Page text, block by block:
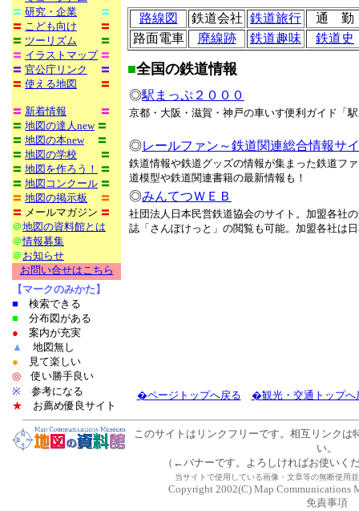
〓 研究・企業
〓
〓 こども向け
〓
〓 ツーリズム
〓
〓 イラストマップ 〓
〓 官公庁リンク
〓
〓 使える地図 〓
〓 新着情報
〓
〓 地図の達人new 〓
〓 地図の本new
〓
〓 地図の学校
〓
〓 地図を作ろう！
〓
〓 地図コンクール 〓
〓 地図の掲示板
〓
〓 メールマガジン 〓
＠地図の資料館とは
＠情報募集
＠お知らせ
路線図 鉄道会社 鉄道旅行
通 勤
路面電車
廃線跡 鉄道趣味 鉄道史
■全国の鉄道情報
◎駅まっぷ２０００
京都・大阪・滋賀・神戸の車いす便利ガイド「
◎レールファン～鉄道関連総合情報サ
鉄道情報や鉄道グッズの情報が集まった鉄道フ
道模型や鉄道関連書籍の最新情報も！
◎みんてつＷＥＢ
社団法人日本民営鉄道協会のサイト。加盟各社
誌「さんぽけっと」の閲覧も可能。加盟各社は
お問い合せはこちら
【マークのみかた】
■ 検索できる
■ 分布図がある
● 案内が充実
▲
地図無し
● 見て楽しい
◎ 使い勝手良い
※ 参考になる
★ お薦め優良サイト
�ページトップへ戻る �観光・交通トップへ
このサイトはリンクフリーです。相互リンクは
い。
（←バナーです。よろしければお使いく
当サイトで使用している画像・文章等の無断使用
Copyright 2002(C) Map Communications
免責事項